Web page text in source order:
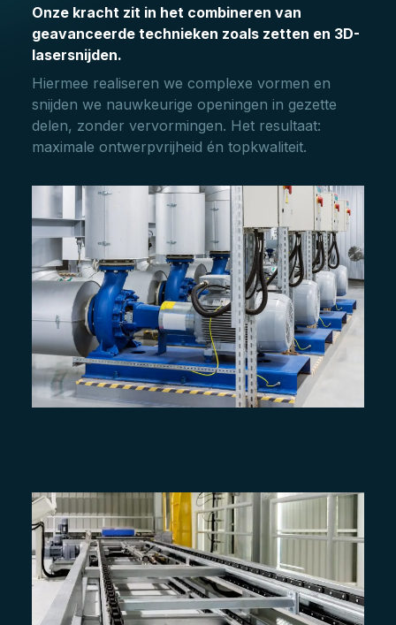
Onze kracht zit in het combineren van
geavanceerde technieken zoals zetten en 3D-
lasersnijden.
Hiermee realiseren we complexe vormen en
snijden we nauwkeurige openingen in gezette
delen, zonder vervormingen. Het resultaat:
maximale ontwerpvrijheid én topkwaliteit.